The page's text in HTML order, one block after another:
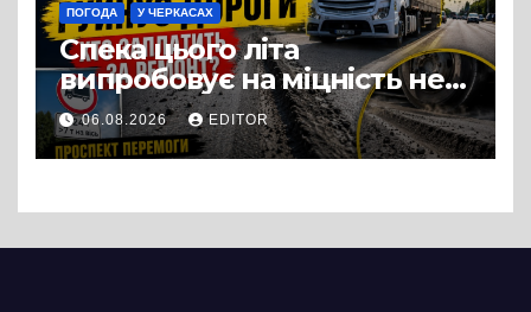
ПОГОДА У ЧЕРКАСАХ
Спека цього літа
випробовує на міцність не
лише людей, а й дороги
Черкас
06.08.2026 EDITOR